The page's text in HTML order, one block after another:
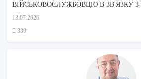
ВІЙСЬКОВОСЛУЖБОВЦЮ В ЗВ'ЯЗКУ З
ДОГЛЯДОМ МАТЕРІ?
13.07.2026
339